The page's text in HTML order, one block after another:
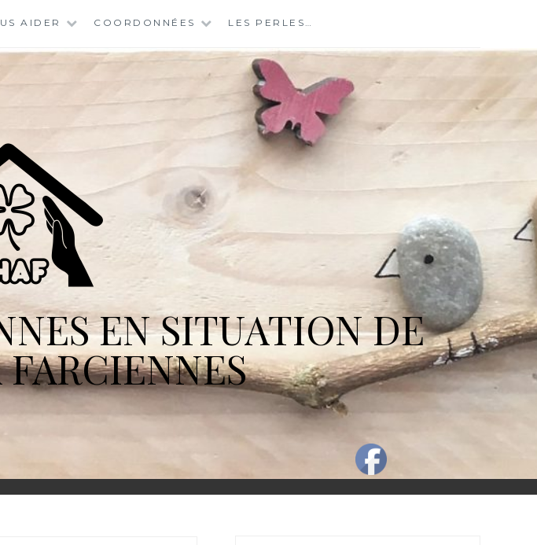
AIDER COORDONNÉES LES PERLES…
EN SITUATION DE